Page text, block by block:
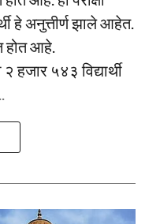
हे अनुत्तीर्ण झाले आहेत.
होत आहे.
२ हजार ५४३ विद्यार्थी